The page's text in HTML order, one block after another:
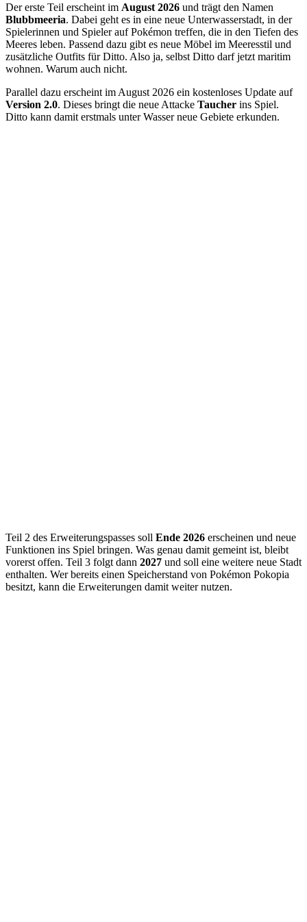
Der erste Teil erscheint im August 2026 und trägt den Namen
Blubbmeeria. Dabei geht es in eine neue Unterwasserstadt, in der
Spielerinnen und Spieler auf Pokémon treffen, die in den Tiefen des
Meeres leben. Passend dazu gibt es neue Möbel im Meeresstil und
zusätzliche Outfits für Ditto. Also ja, selbst Ditto darf jetzt maritim
wohnen. Warum auch nicht.
Parallel dazu erscheint im August 2026 ein kostenloses Update auf
Version 2.0. Dieses bringt die neue Attacke Taucher ins Spiel.
Ditto kann damit erstmals unter Wasser neue Gebiete erkunden.
Teil 2 des Erweiterungspasses soll Ende 2026 erscheinen und neue
Funktionen ins Spiel bringen. Was genau damit gemeint ist, bleibt
vorerst offen. Teil 3 folgt dann 2027 und soll eine weitere neue Stadt
enthalten. Wer bereits einen Speicherstand von Pokémon Pokopia
besitzt, kann die Erweiterungen damit weiter nutzen.